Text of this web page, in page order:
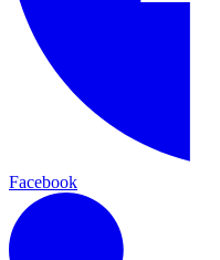
Facebook